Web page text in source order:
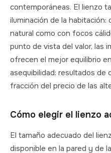
contemporáneas. El lienzo
iluminación de la
natural como con focos
punto de vista del valor, las
ofrecen el mejor equilibrio
asequibilidad: resultados de
fracción del precio de las
Cómo elegir el lienzo
El tamaño adecuado del
disponible en la pared y de